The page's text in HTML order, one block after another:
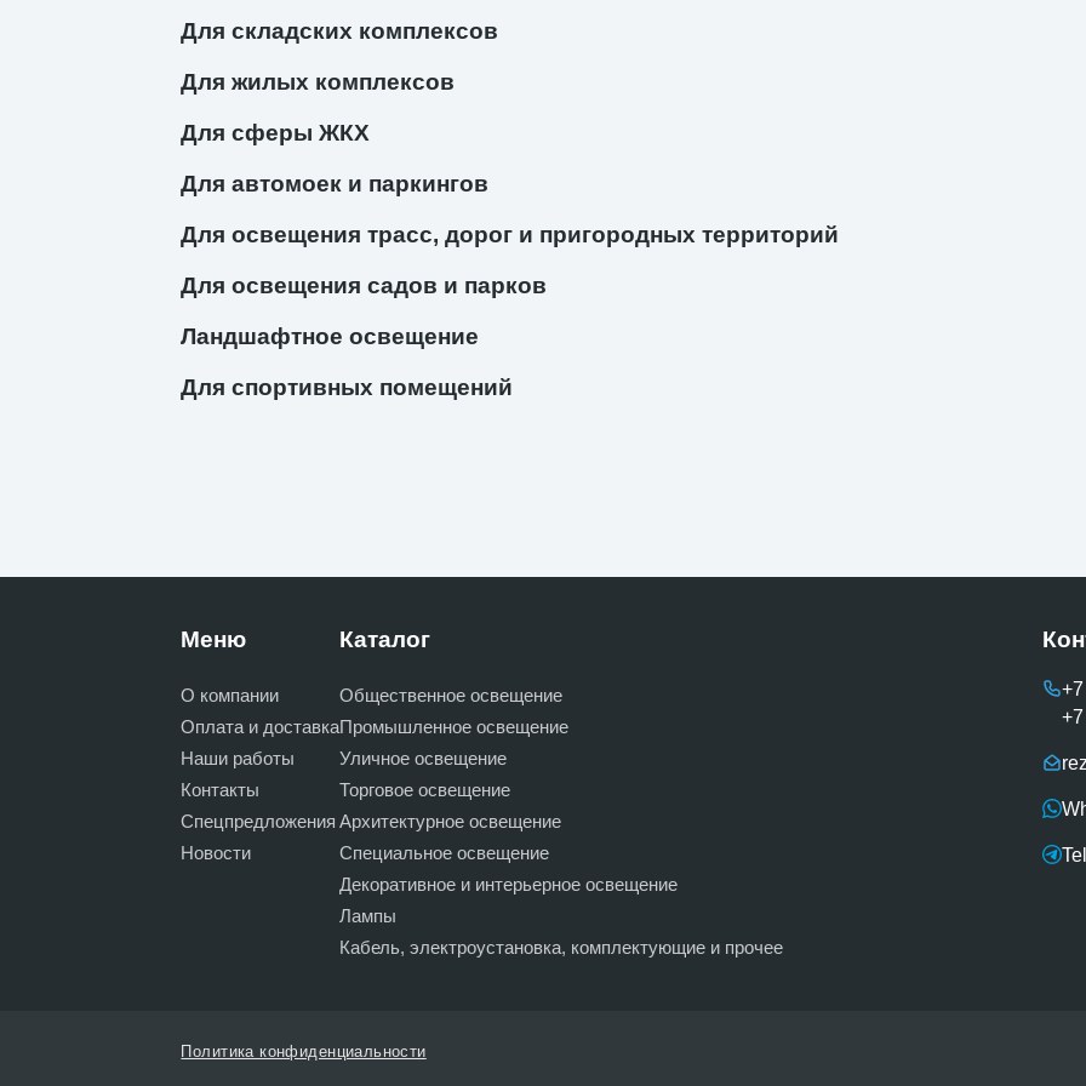
Для складских комплексов
Для жилых комплексов
Для сферы ЖКХ
Для автомоек и паркингов
Для освещения трасс, дорог и пригородных территорий
Для освещения садов и парков
Ландшафтное освещение
Для спортивных помещений
Меню
О компании
Оплата и доставка
Наши работы
Контакты
Спецпредложения
Новости
Каталог
Общественное освещение
Промышленное освещение
Уличное освещение
Торговое освещение
Архитектурное освещение
Специальное освещение
Декоративное и интерьерное освещение
Лампы
Кабель, электроустановка, комплектующие и прочее
Политика конфиденциальности